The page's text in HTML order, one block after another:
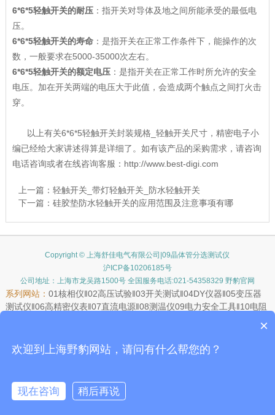
6*6*5轻触开关的耐压：指开关对导体及地之间所能承受的最低电
压。
6*6*5轻触开关的寿命：是指开关在正常工作条件下，能操作的次
数，一般要求在5000-35000次左右。
6*6*5轻触开关的额定电压：是指开关在正常工作时所允许的安全
电压。加在开关两端的电压大于此值，会造成两个触点之间打火击
穿。
以上有关6*6*5轻触开关封装规格_轻触开关尺寸，精密电子小
编已经给大家讲述得算是详细了。如有该产品的采购需求，请咨询
电话咨询或者在线咨询客服：http://www.best-digi.com
上一篇： 轻触开关_带灯轻触开关_防水轻触开关
下一篇： 硅胶垫防水轻触开关的应用范围及注意事项有哪
Copyright © 上海舒佳电气有限公司|09晶体管分选测试仪
沪ICP备10206185号
公司地址：上海市龙吴路1500号 全国服务电话:021-54358329 野豹官网
系列网站： 01核相仪‖02高压试验‖03开关测试‖04DY仪器‖05变压器
测试仪‖06高精密仪表‖07直流电源‖08测温仪09电力安全工具‖10电阻
滑触线
‖20示波器 ‖21JAL安规测试‖22
氧化锌避雷器
JAL安规测试：1. 电桥 2. LCR数字电桥3. 电参数测量仪
×
欢迎到上海野豹网站，请问有什么帮您的？
现在咨询
稍后再说
在线咨询